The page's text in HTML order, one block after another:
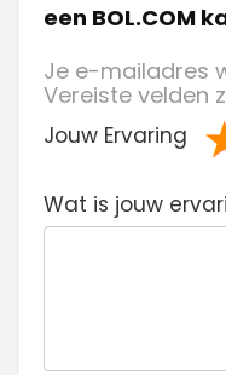
een BOL.COM
Je e-mailadres
Vereiste velden
Jouw Ervaring
n
Wat is jouw